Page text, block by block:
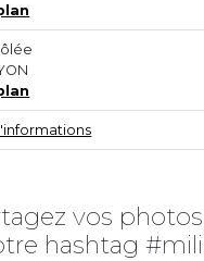
vos
hashtag